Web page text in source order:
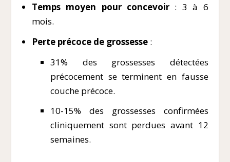
Temps moyen pour concevoir : 3 à 6
mois.
Perte précoce de grossesse:
31% des grossesses détectées
précocement se terminent en fausse
couche précoce.
10-15% des grossesses confirmées
cliniquement sont perdues avant 12
semaines.